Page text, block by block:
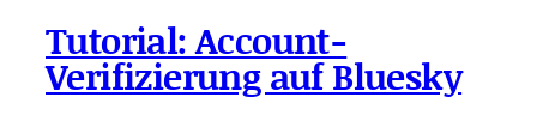
Tutorial: Account-
Verifizierung auf Bluesky